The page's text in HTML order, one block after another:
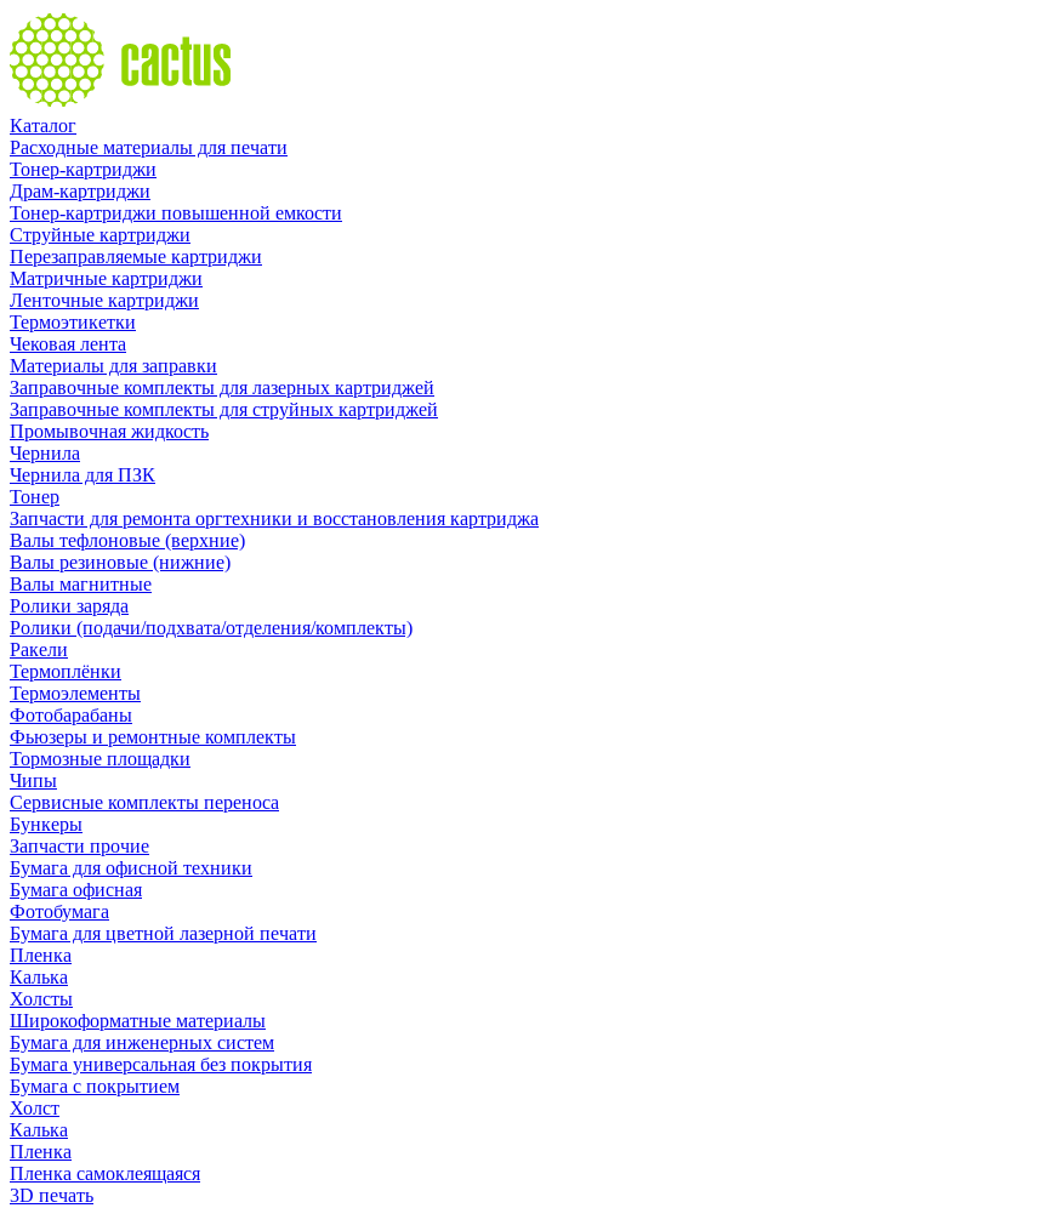
Каталог
Расходные материалы для печати
Тонер-картриджи
Драм-картриджи
Тонер-картриджи повышенной емкости
Струйные картриджи
Перезаправляемые картриджи
Матричные картриджи
Ленточные картриджи
Термоэтикетки
Чековая лента
Материалы для заправки
Заправочные комплекты для лазерных картриджей
Заправочные комплекты для струйных картриджей
Промывочная жидкость
Чернила
Чернила для ПЗК
Тонер
Запчасти для ремонта оргтехники и восстановления картриджа
Валы тефлоновые (верхние)
Валы резиновые (нижние)
Валы магнитные
Ролики заряда
Ролики (подачи/подхвата/отделения/комплекты)
Ракели
Термоплёнки
Термоэлементы
Фотобарабаны
Фьюзеры и ремонтные комплекты
Тормозные площадки
Чипы
Сервисные комплекты переноса
Бункеры
Запчасти прочие
Бумага для офисной техники
Бумага офисная
Фотобумага
Бумага для цветной лазерной печати
Пленка
Калька
Холсты
Широкоформатные материалы
Бумага для инженерных систем
Бумага универсальная без покрытия
Бумага с покрытием
Холст
Калька
Пленка
Пленка самоклеящаяся
3D печать